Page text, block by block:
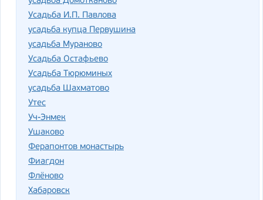
Усадьба И.П. Павлова
усадьба купца Первушина
усадьба Мураново
Усадьба Остафьево
Усадьба Тюрюминых
усадьба Шахматово
Утес
Уч-Энмек
Ушаково
Ферапонтов монастырь
Фиагдон
Флёново
Хабаровск